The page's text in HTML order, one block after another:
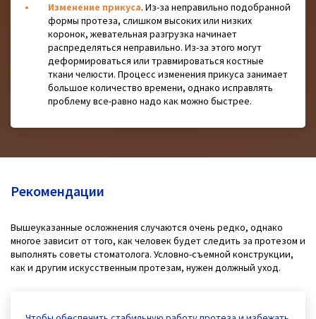
Изменение прикуса. Из-за неправильно подобранной
формы протеза, слишком высоких или низких
коронок, жевательная разгрузка начинает
распределяться неправильно. Из-за этого могут
деформироваться или травмироваться костные
ткани челюсти. Процесс изменения прикуса занимает
большое количество времени, однако исправлять
проблему все-равно надо как можно быстрее.
Рекомендации
Вышеуказанные осложнения случаются очень редко, однако
многое зависит от того, как человек будет следить за протезом и
выполнять советы стоматолога. Условно-съемной конструкции,
как и другим искусственным протезам, нужен должный уход.